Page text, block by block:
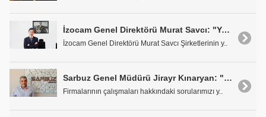
İzocam Genel Direktörü Murat Savcı: "Yaptığımız Yatırımlar ile İyi Bir Yıl Geçiriyoruz"
İzocam Genel Direktörü Murat Savcı Şirketlerinin y..
Sarbuz Genel Müdürü Jirayr Kınaryan: "Büyüme İvmemizi Hızlandırmayı Hedefliyoruz"
Firmalarının çalışmaları hakkındaki sorularımızı y..